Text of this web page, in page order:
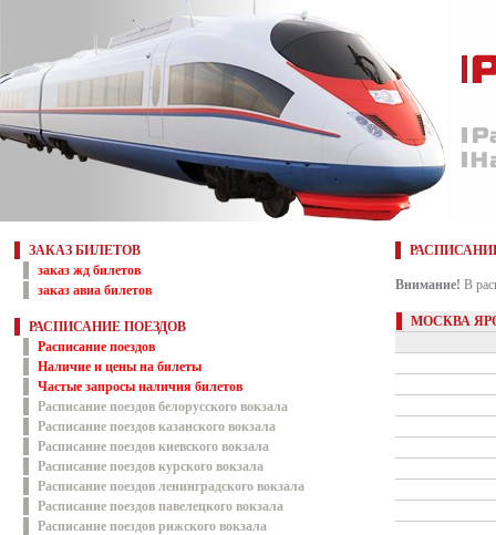
ЗАКАЗ БИЛЕТОВ
заказ жд билетов
заказ авиа билетов
РАСПИСАНИЕ ПОЕЗДОВ
Расписание поездов
Наличие и цены на билеты
Частые запросы наличия билетов
Расписание поездов белорусского вокзала
Расписание поездов казанского вокзала
Расписание поездов киевского вокзала
Расписание поездов курского вокзала
Расписание поездов ленинградского вокзала
Расписание поездов павелецкого вокзала
Расписание поездов рижского вокзала
Внимание! В
МОСКВА